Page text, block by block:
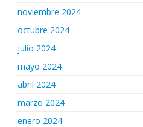
noviembre 2024
octubre 2024
julio 2024
mayo 2024
abril 2024
marzo 2024
enero 2024